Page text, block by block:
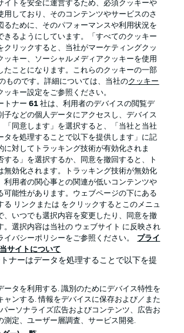
Football as it's meant to be
BUNDESLIGA APP
ポリシー 優先設定を管理する
イトを安全に運営するため、必須クッキーや
用しており、そのコンテンツやサービスのさ
るために、そのパフォーマンスや利用状況を
きるようにしています。「すべてのクッキー
クリックすると、当社がマーケティングクッ
ッキー、ソーシャルメディアクッキーを使用
たことになります。これらのクッキーの一部
ものです。詳細については、当社のクッキー
ッキー設定をご参照ください。
トナー61 社は、利用者のデバイスの閲覧デ
子などの個人データにアクセスし、デバイス
「同意します」を選択すると、「当社と当社
タを処理することで以下を提供します」に記
に対してトラッキング技術が有効化されま
する」を選択するか、同意を撤回すると、ト
無効化されます。トラッキング技術が無効化
利用者の関心事との関連が低いコンテンツや
可能性があります。ウェブページの下にある
る リンクまたは をクリックするとこのメニュ
、いつでも選択内容を変更したり、同意を撤
。選択内容は当社の ウェブサイト に反映され
イバシーポリシーをご参照ください。
プライ
当サイトについて
ナーはデータを処理することで以下を提
ータを利用する. 識別のためにデバイス特性を
ャンする. 情報をデバイスに保存および／また
ーソナライズ広告およびコンテンツ、広告お
測定、ユーザー層調査、サービス開発.